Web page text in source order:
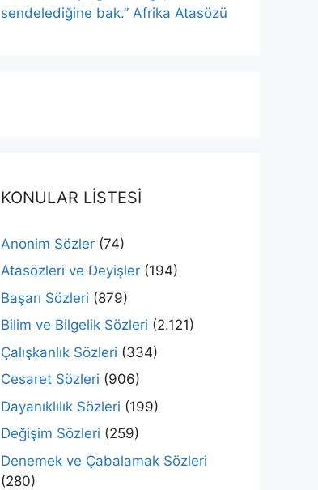
sendelediğine bak.” Afrika Atasözü
KONULAR LİSTESİ
Anonim Sözler (74)
Atasözleri ve Deyişler (194)
Başarı Sözleri (879)
Bilim ve Bilgelik Sözleri (2.121)
Çalışkanlık Sözleri (334)
Cesaret Sözleri (906)
Dayanıklılık Sözleri (199)
Değişim Sözleri (259)
Denemek ve Çabalamak Sözleri
(280)